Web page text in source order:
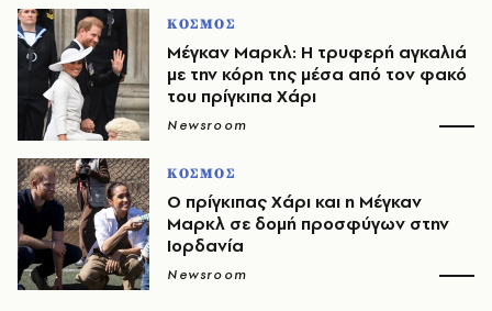
ΚΟΣΜΟΣ
Μέγκαν Μαρκλ: Η τρυφερή αγκαλιά
με την κόρη της μέσα από τον φακό
του πρίγκιπα Χάρι
Newsroom
ΚΟΣΜΟΣ
Ο πρίγκιπας Χάρι και η Μέγκαν
Μαρκλ σε δομή προσφύγων στην
Ιορδανία
Newsroom